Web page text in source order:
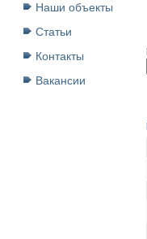
Наши объекты
Статьи
Контакты
Вакансии